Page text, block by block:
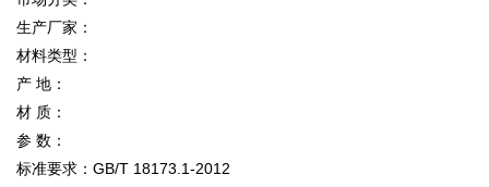
生产厂家：
材料类型：
产 地：
材 质：
参 数：
标准要求：GB/T 18173.1-2012